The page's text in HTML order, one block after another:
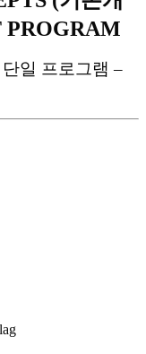
PROGRAM
일 프로그램 –